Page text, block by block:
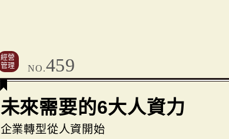
經營
管理
NO.459
未來需要的6大人資力
企業轉型從人資開始